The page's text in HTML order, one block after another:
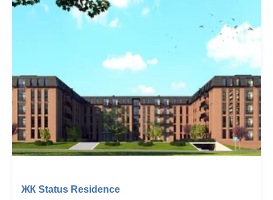
ЖК Status Residence